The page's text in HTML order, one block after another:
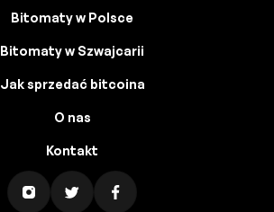
Bitomaty w Polsce
Bitomaty w Szwajcarii
Jak sprzedać bitcoina
O nas
Kontakt